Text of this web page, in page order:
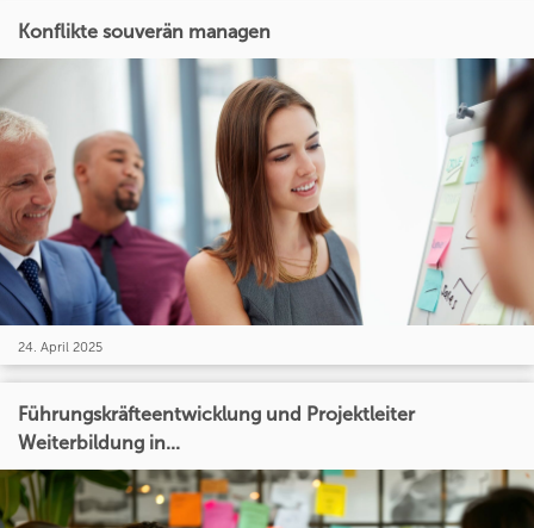
Konflikte souverän managen
24. April 2025
Führungskräfteentwicklung und Projektleiter
Weiterbildung in...